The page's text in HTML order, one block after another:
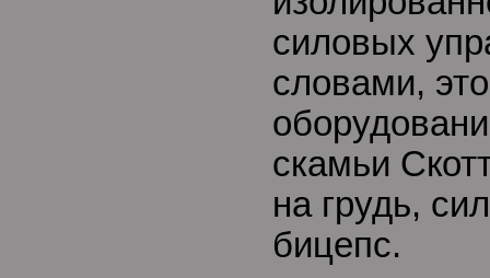
силовых
словами,
скамьи
на грудь,
бицепс.